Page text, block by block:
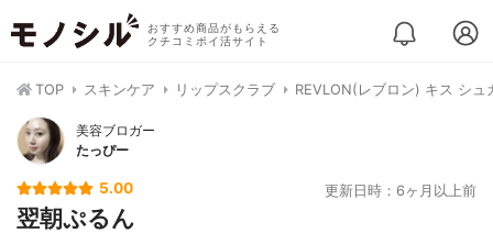
おすすめ商品がもらえる
クチコミポイ活サイト
TOP スキンケア リップスクラブ REVLON(レブロン) キス シュ
美容ブロガー
たっぴー
5.00 更新日時：6ヶ月以上前
翌朝ぷるん